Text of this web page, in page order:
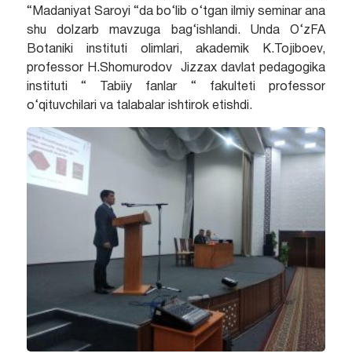
“Madaniyat Saroyi “da bo‘lib o‘tgan ilmiy seminar ana
shu dolzarb mavzuga bag‘ishlandi. Unda O‘zFA
Botaniki instituti olimlari, akademik K.Tojiboev,
professor H.Shomurodov Jizzax davlat pedagogika
instituti “ Tabiiy fanlar “ fakulteti professor
o‘qituvchilari va talabalar ishtirok etishdi.